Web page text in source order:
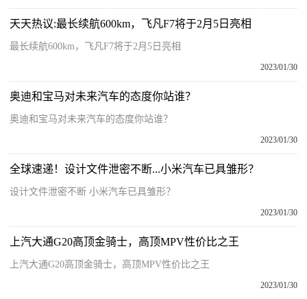
天天热议:最长续航600km，飞凡F7将于2月5日亮相
最长续航600km，飞凡F7将于2月5日亮相
2023/01/30
奥迪和宝马对未来汽车的态度你站谁？
奥迪和宝马对未来汽车的态度你站谁？
2023/01/30
全球速递！设计文件泄密不断...小米汽车已具雏形？
设计文件泄密不断 小米汽车已具雏形？
2023/01/30
上汽大通G20高顶金骑士，高顶MPV性价比之王
上汽大通G20高顶金骑士，高顶MPV性价比之王
2023/01/30